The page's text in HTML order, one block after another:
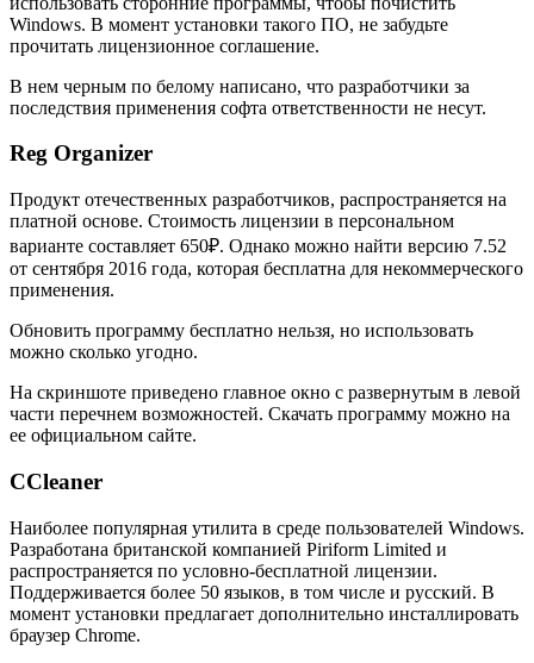
Windows. В момент установки такого ПО, не забудьте
прочитать лицензионное соглашение.
В нем черным по белому написано, что разработчики за
последствия применения софта ответственности не несут.
Reg Organizer
Продукт отечественных разработчиков, распространяется на
платной основе. Стоимость лицензии в персональном
варианте составляет 650₽. Однако можно найти версию 7.52
от сентября 2016 года, которая бесплатна для некоммерческого
применения.
Обновить программу бесплатно нельзя, но использовать
можно сколько угодно.
На скриншоте приведено главное окно с развернутым в левой
части перечнем возможностей. Скачать программу можно на
ее официальном сайте.
CCleaner
Наиболее популярная утилита в среде пользователей Windows.
Разработана британской компанией Piriform Limited и
распространяется по условно-бесплатной лицензии.
Поддерживается более 50 языков, в том числе и русский. В
момент установки предлагает дополнительно инсталлировать
браузер Chrome.